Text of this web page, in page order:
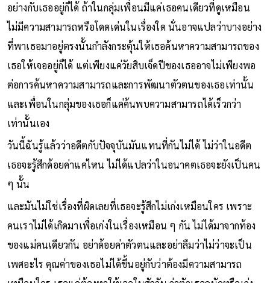
อย่างกับเธออยู่ก็ได้ ถ้าในกลุ่มเพื่อนมีแค่เธอคนเดียวที่ดูเหมือน
ไม่มีความสามารถหรือโดดเด่นในเรื่องใด นั่นอาจแปลว่าบางอย่าง
ที่พาเธอมาอยู่ตรงนั้นกำลังกระตุ้นให้เธอค้นหาความสามารถของ
เธอให้เจออยู่ก็ได้ แต่เพียงแค่วัยสิบเจ็ดปีของเธออาจไม่เพียงพอ
ต่อการค้นหาความสามารถและการพัฒนาตัวตนของเธอเท่านั้น
และเพื่อนในกลุ่มของเธอก็แค่ค้นพบความสามารถได้เร็วกว่า
เท่านั้นเอง
วันนี้ฉันรู้แล้วว่าอดีตกับปัจจุบันมันแทนที่กันไม่ได้ ไม่ว่าในอดีต
เธอจะรู้สึกด้อยค่าแค่ไหน ไม่ได้แปลว่าในอนาคตเธอจะยังเป็นคน
ๆ นั้น
และมันไม่ใช่เรื่องที่ผิดเลยที่เธอจะรู้สึกไม่เก่งเหมือนใคร เพราะ
คนเราไม่ได้เกิดมาเพื่อเก่งในเรื่องเหมือน ๆ กัน ไม่ได้มาจากท้อง
ของแม่คนเดียวกัน อย่าด้อยค่าตัวตนและอย่าลืมว่าไม่ว่าจะเป็น
เพศอะไร คุณค่าของเธอไม่ได้ขึ้นอยู่กับว่าต้องมีความสามารถ